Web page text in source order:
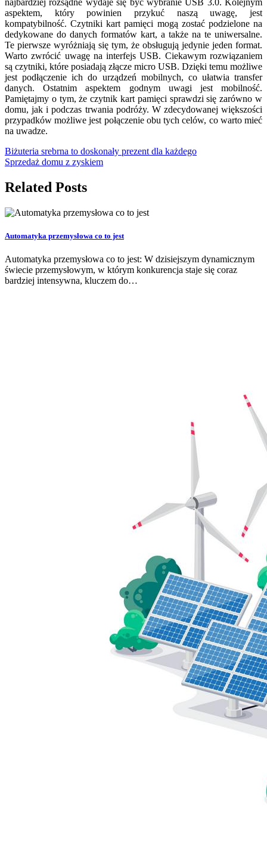
najbardziej rozsądne wydaje się być wybranie USB 3.0. Kolejnym
aspektem, który powinien przykuć naszą uwagę, jest
kompatybilność. Czytniki kart pamięci mogą zostać podzielone na
dedykowane do danych formatów kart, a także na te uniwersalne.
Te pierwsze wyróżniają się tym, że obsługują jedynie jeden format.
Warto zwrócić uwagę na interfejs USB. Ciekawym rozwiązaniem
są czytniki, które posiadają złącze micro USB. Dzięki temu możliwe
jest podłączenie ich do urządzeń mobilnych, co ułatwia transfer
danych. Ostatnim aspektem godnym uwagi jest mobilność.
Pamiętajmy o tym, że czytnik kart pamięci sprawdzi się zarówno w
domu, jak i podczas trwania podróży. W zdecydowanej większości
przypadków możliwe jest połączenie obu tych celów, co warto mieć
na uwadze.
Nawigacja
wpisu
Biżuteria srebrna to doskonały prezent dla każdego
Sprzedaż domu z zyskiem
Related Posts
Automatyka przemysłowa co to jest
Automatyka przemysłowa co to jest: W dzisiejszym dynamicznym
świecie przemysłowym, w którym konkurencja staje się coraz
bardziej intensywna, kluczem do…